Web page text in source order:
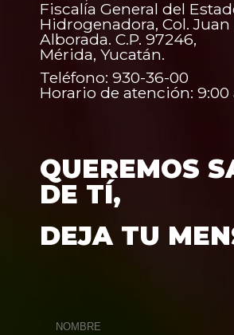
Fiscalía General del
Hidrogenadora, Col. Juan
Alborada. C.P. 97246,
Mérida, Yucatán.
Teléfono: 930-36-00
Horario de atención: 9:00
QUEREMOS
DE TÍ,
DEJA TU